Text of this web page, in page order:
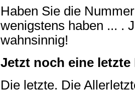
Haben Sie die
wenigstens haben ... .
wahnsinnig!
Jetzt noch eine letzte
Die letzte. Die